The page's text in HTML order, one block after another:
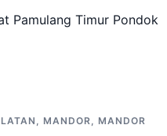
Pamulang Timur Pondok
, MANDOR, MANDOR